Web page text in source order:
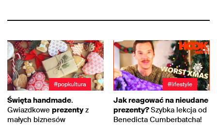
#popkultura
Święta handmade.
Gwiazdkowe prezentyz
małych biznesów
#lifestyle
Jak reagować na nieudane
prezenty?Szybka lekcja od
Benedicta Cumberbatcha!